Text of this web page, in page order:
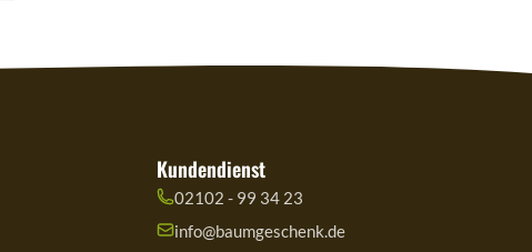
Kundendienst
02102 - 99 34 23
info@baumgeschenk.de